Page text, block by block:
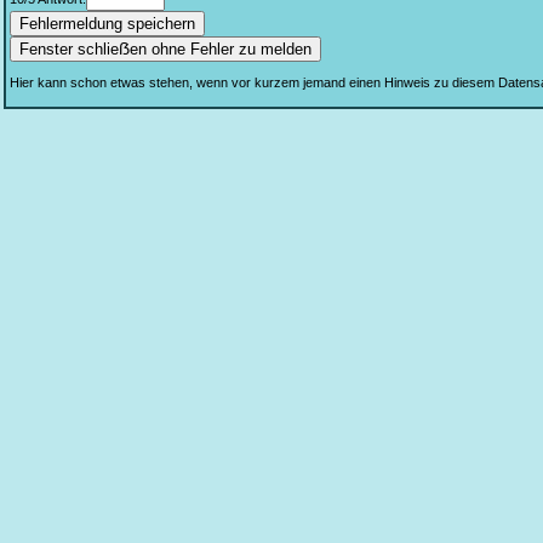
Fenster schlieẞen ohne Fehler zu melden
Hier kann schon etwas stehen, wenn vor kurzem jemand einen Hinweis zu diesem